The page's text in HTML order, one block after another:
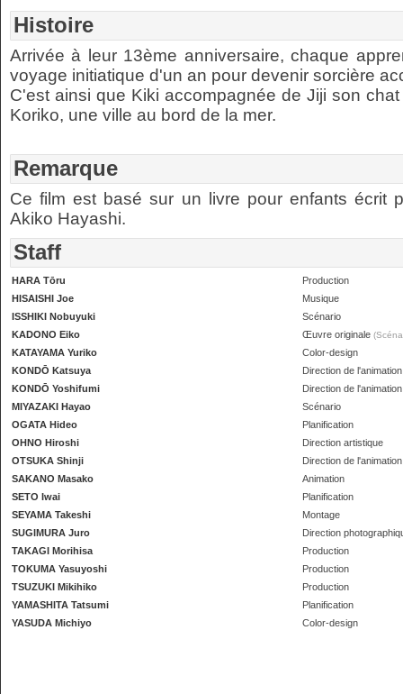
Histoire
Arrivée à leur 13ème anniversaire, chaque
voyage initiatique d'un an pour devenir sorcière
C'est ainsi que Kiki accompagnée de Jiji son
Koriko, une ville au bord de la mer.
Remarque
Ce film est basé sur un livre pour enfants écrit
Akiko Hayashi.
Staff
HARA Tōru
Production
HISAISHI Joe
Musique
ISSHIKI Nobuyuki
Scénario
KADONO Eiko
Œuvre originale
KATAYAMA Yuriko
Color-design
KONDŌ Katsuya
Direction de l'animation
KONDŌ Yoshifumi
Direction de l'animation
MIYAZAKI Hayao
Scénario
OGATA Hideo
Planification
OHNO Hiroshi
Direction artistique
OTSUKA Shinji
Direction de l'animation
SAKANO Masako
Animation
SETO Iwai
Planification
SEYAMA Takeshi
Montage
SUGIMURA Juro
Direction
TAKAGI Morihisa
Production
TOKUMA Yasuyoshi
Production
TSUZUKI Mikihiko
Production
YAMASHITA Tatsumi
Planification
YASUDA Michiyo
Color-design